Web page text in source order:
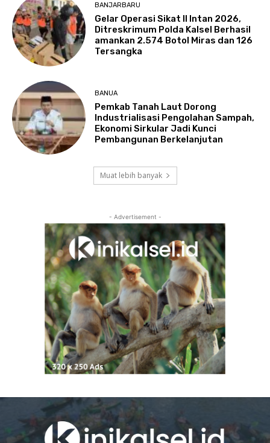
BANJARBARU
Gelar Operasi Sikat II Intan 2026,
Ditreskrimum Polda Kalsel Berhasil
amankan 2.574 Botol Miras dan 126
Tersangka
BANUA
Pemkab Tanah Laut Dorong
Industrialisasi Pengolahan Sampah,
Ekonomi Sirkular Jadi Kunci
Pembangunan Berkelanjutan
Muat lebih banyak
- Advertisement -